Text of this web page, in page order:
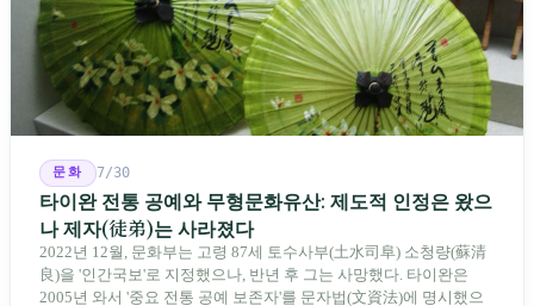
문화 7/30
타이완 전통 공예와 무형문화유산: 제도적 인정은 왔으
나 제자(徒弟)는 사라졌다
2022년 12월, 문화부는 고령 87세 토수사부(土水司阜) 소청량(蘇清
良)을 '인간국보'로 지정했으나, 반년 후 그는 사망했다. 타이완은
2005년 와서 '중요 전통 공예 보존자'를 문자법(文資法)에 명시했으